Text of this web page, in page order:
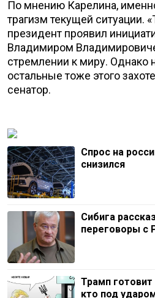
По мнению Карелина,
трагизм текущей ситуации.
президент проявил
Владимиром
стремлении к миру. Однако
остальные тоже этого
сенатор.
Спрос на
снизился
Сибига
переговоры с
Трамп
кто под